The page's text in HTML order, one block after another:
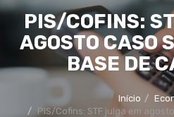
PIS/COFINS:
AGOSTO CASO
BASE DE
Início
PIS/Cofins: STF julga em